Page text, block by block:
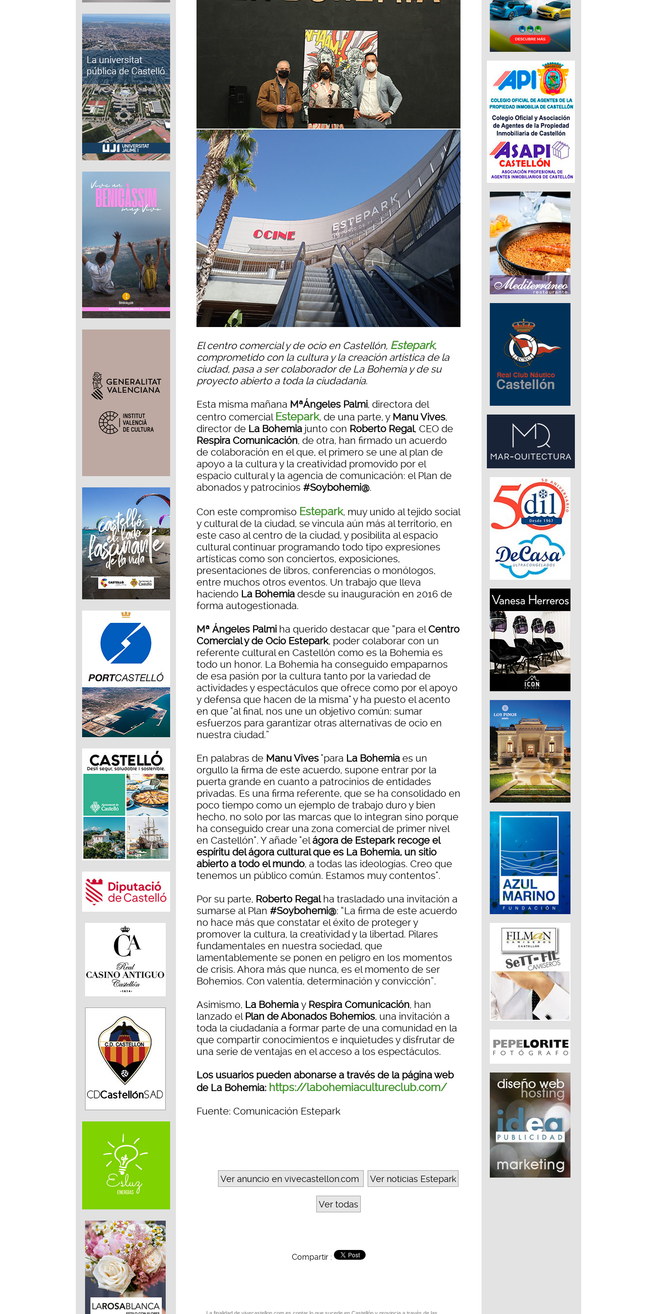
El centro comercial y de ocio en Castellón, Estepark,
comprometido con la cultura y la creación artística de la
ciudad, pasa a ser colaborador de La Bohemia y de su
proyecto abierto a toda la ciudadanía.
Esta misma mañana MªÁngeles Palmi, directora del
centro comercial Estepark, de una parte, y Manu Vives,
director de La Bohemia junto con Roberto Regal, CEO de
Respira Comunicación, de otra, han firmado un acuerdo
de colaboración en el que, el primero se une al plan de
apoyo a la cultura y la creatividad promovido por el
espacio cultural y la agencia de comunicación: el Plan de
abonados y patrocinios #Soybohemi@.
Con este compromiso Estepark, muy unido al tejido social
y cultural de la ciudad, se vincula aún más al territorio, en
este caso al centro de la ciudad, y posibilita al espacio
cultural continuar programando todo tipo expresiones
artísticas como son conciertos, exposiciones,
presentaciones de libros, conferencias o monólogos,
entre muchos otros eventos. Un trabajo que lleva
haciendo La Bohemia desde su inauguración en 2016 de
forma autogestionada.
Mª Ángeles Palmi ha querido destacar que “para elCentro
Comercial y de Ocio Estepark, poder colaborar con un
referente cultural en Castellón como es la Bohemia es
todo un honor. La Bohemia ha conseguido empaparnos
de esa pasión por la cultura tanto por la variedad de
actividades y espectáculos que ofrece como por el apoyo
y defensa que hacen de la misma" y ha puesto el acento
en que "al final, nos une un objetivo común: sumar
esfuerzos para garantizar otras alternativas de ocio en
nuestra ciudad.”
En palabras de Manu Vives "para La Bohemia es un
orgullo la firma de este acuerdo, supone entrar por la
puerta grande en cuanto a patrocinios de entidades
privadas. Es una firma referente, que se ha consolidado en
poco tiempo como un ejemplo de trabajo duro y bien
hecho, no solo por las marcas que lo integran sino porque
ha conseguido crear una zona comercial de primer nivel
en Castellón". Y añade "elágora de Estepark recoge el
espíritu del ágora cultural que es La Bohemia, un sitio
abierto a todo el mundo, a todas las ideologías. Creo que
tenemos un público común. Estamos muy contentos".
Por su parte, Roberto Regalha trasladado una invitación a
sumarse al Plan #Soybohemi@: “La firma de este acuerdo
no hace más que constatar el éxito de proteger y
promover la cultura, la creatividad y la libertad. Pilares
fundamentales en nuestra sociedad, que
lamentablemente se ponen en peligro en los momentos
de crisis. Ahora más que nunca, es el momento de ser
Bohemios. Con valentía, determinación y convicción”.
Asimismo, La Bohemia y Respira Comunicación, han
lanzado elPlan de Abonados Bohemios, una invitación a
toda la ciudadanía a formar parte de una comunidad en la
que compartir conocimientos e inquietudes y disfrutar de
una serie de ventajas en el acceso a los espectáculos.
Los usuarios pueden abonarse a través de la página web
de La Bohemia: https://labohemiacultureclub.com/
Fuente: Comunicación Estepark
Ver anuncio en vivecastellon.com Ver noticias Estepark
Ver todas
Compartir :
La finalidad de vivecastellon.com es contar lo que sucede en Castellón y provincia a través de las